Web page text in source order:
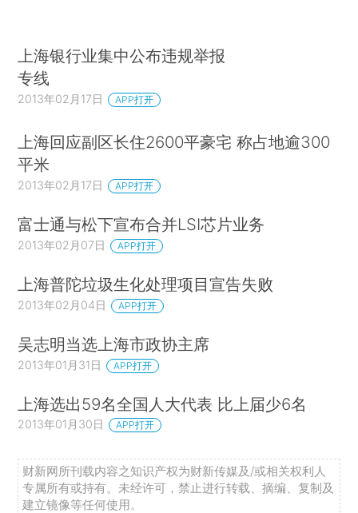
上海银行业集中公布违规举报
专线
2013年02月17日 APP打开
上海回应副区长住2600平豪宅 称占地逾300
平米
2013年02月17日 APP打开
富士通与松下宣布合并LSI芯片业务
2013年02月07日 APP打开
上海普陀垃圾生化处理项目宣告失败
2013年02月04日 APP打开
吴志明当选上海市政协主席
2013年01月31日 APP打开
上海选出59名全国人大代表 比上届少6名
2013年01月30日 APP打开
财新网所刊载内容之知识产权为财新传媒及/或相关权利人
专属所有或持有。未经许可，禁止进行转载、摘编、复制及
建立镜像等任何使用。